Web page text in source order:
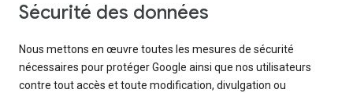
Sécurité des données
Nous mettons en œuvre toutes les mesures de sécurité
nécessaires pour protéger Google ainsi que nos utilisateurs
contre tout accès et toute modification, divulgation ou